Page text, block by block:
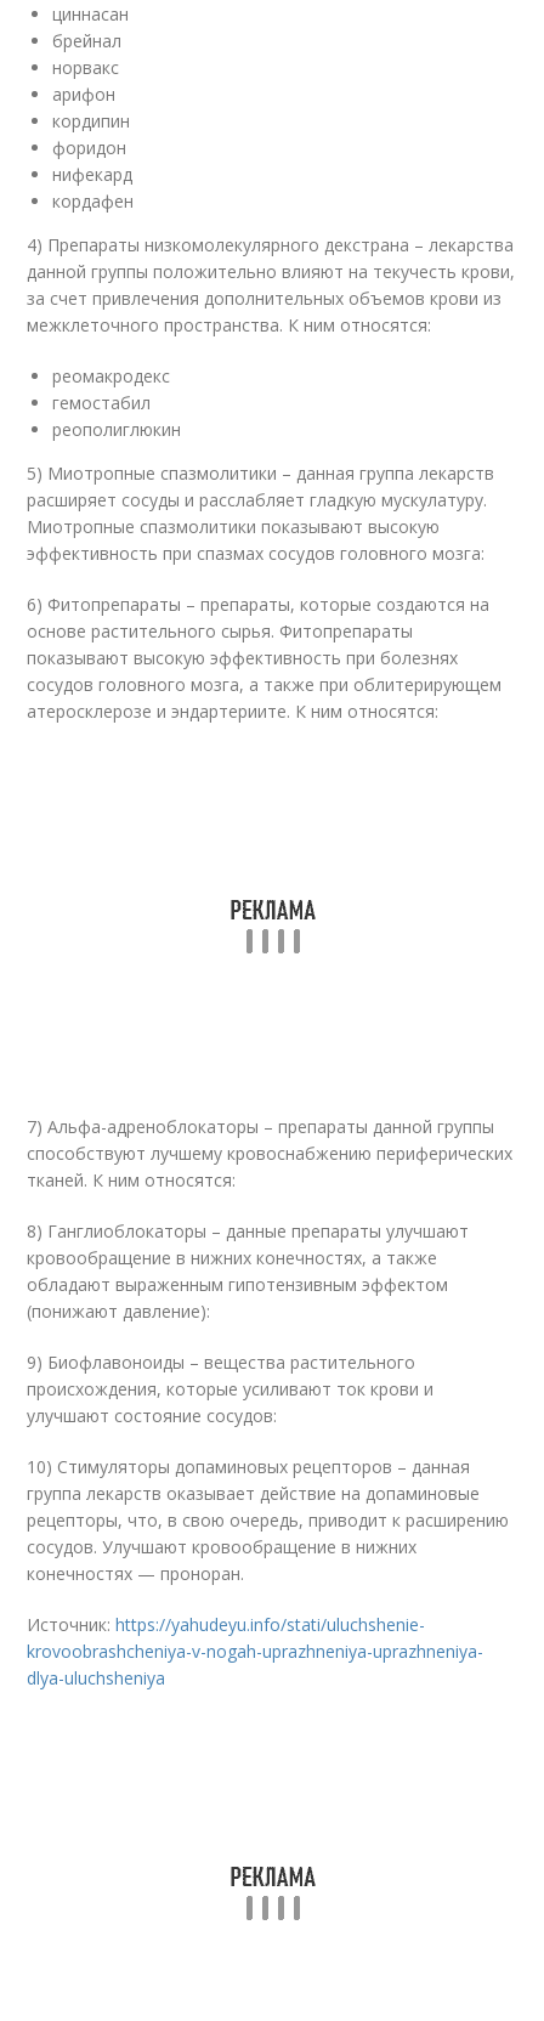
циннасан
брейнал
норвакс
арифон
кордипин
форидон
нифекард
кордафен
4) Препараты низкомолекулярного декстрана – лекарства
данной группы положительно влияют на текучесть крови,
за счет привлечения дополнительных объемов крови из
межклеточного пространства. К ним относятся:
реомакродекс
гемостабил
реополиглюкин
5) Миотропные спазмолитики – данная группа лекарств
расширяет сосуды и расслабляет гладкую мускулатуру.
Миотропные спазмолитики показывают высокую
эффективность при спазмах сосудов головного мозга:
6) Фитопрепараты – препараты, которые создаются на
основе растительного сырья. Фитопрепараты
показывают высокую эффективность при болезнях
сосудов головного мозга, а также при облитерирующем
атеросклерозе и эндартериите. К ним относятся:
7) Альфа-адреноблокаторы – препараты данной группы
способствуют лучшему кровоснабжению периферических
тканей. К ним относятся:
8) Ганглиоблокаторы – данные препараты улучшают
кровообращение в нижних конечностях, а также
обладают выраженным гипотензивным эффектом
(понижают давление):
9) Биофлавоноиды – вещества растительного
происхождения, которые усиливают ток крови и
улучшают состояние сосудов:
10) Стимуляторы допаминовых рецепторов – данная
группа лекарств оказывает действие на допаминовые
рецепторы, что, в свою очередь, приводит к расширению
сосудов. Улучшают кровообращение в нижних
конечностях — проноран.
Источник:https://yahudeyu.info/stati/uluchshenie-
krovoobrashcheniya-v-nogah-uprazhneniya-uprazhneniya-
dlya-uluchsheniya